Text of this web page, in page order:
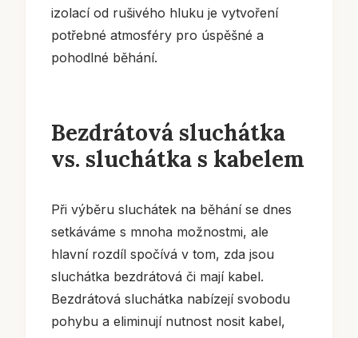
izolací od rušivého hluku je vytvoření
potřebné atmosféry pro úspěšné a
pohodlné běhání.
Bezdrátová sluchátka
vs. sluchátka s kabelem
Při výběru sluchátek na běhání se dnes
setkáváme s mnoha možnostmi, ale
hlavní rozdíl spočívá v tom, zda jsou
sluchátka bezdrátová či mají kabel.
Bezdrátová sluchátka nabízejí svobodu
pohybu a eliminují nutnost nosit kabel,